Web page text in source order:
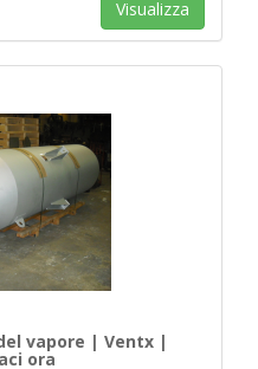
Visualizza
vapore | Ventx |
ora